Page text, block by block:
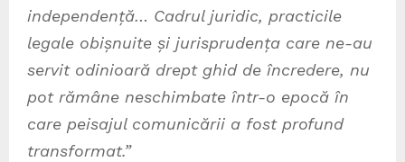
independență… Cadrul juridic, practicile
legale obișnuite și jurisprudența care ne-au
servit odinioară drept ghid de încredere, nu
pot rămâne neschimbate într-o epocă în
care peisajul comunicării a fost profund
transformat.”